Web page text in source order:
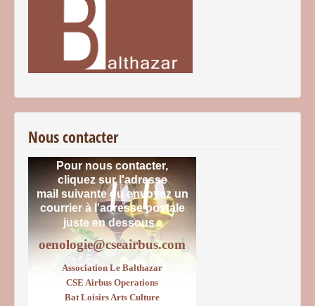
Nous contacter
Pour nous contacter,
cliquez sur l'adresse
mail suivante ou envoyez un
courrierà l'adresse postale
juste en dessous :
oenologie@cseairbus.com
Association Le Balthazar
CSE Airbus Operations
Bat Loisirs Arts Culture